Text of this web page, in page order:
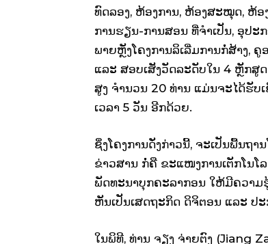
ທົດລອງ, ຫ້ອງການ, ຫ້ອງສະໝຸດ, ຫ້
ການຮຽນ-ການສອນ ທີ່ຈຳເປັນ, ອຸປະ
ພາຍຫຼັງໂຄງການລິເລີ່ມການກໍ່ສ້າງ,
ແລະ ສອບເສັງວັດລະດັບໃນ 4 ຫຼັກສູ
ສູງ ຈຳນວນ 20 ທ່ານ ແມ່ນຈະໄດ້ຮັບ
ເວລາ 5 ວັນ ອີກດ້ວຍ.
ຊຶ່ງໂຄງການດັ່ງກ່າວນີ້, ຈະເປັນພື້ນຖ
ຂ່າວສານ ກໍ່ຄື ຂະແໜງການເຕັກໂນໂ
ພັດທະນາບຸກຄະລາກອນ ໃຫ້ມີຄວາມ
ຫັນເປັນເສດຖະກິດ ດິຈິຕອນ ແລະ ປ
ໃນພິທີ, ທ່ານ ຈຽງ ຈ່າຍຕົງ (Jiang